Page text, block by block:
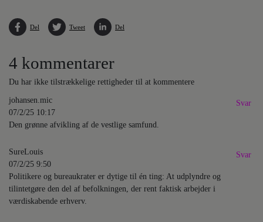
Del Tweet Del
4 kommentarer
Du har ikke tilstrækkelige rettigheder til at kommentere
johansen.mic
07/2/25 10:17
Den grønne afvikling af de vestlige samfund.
Svar
SureLouis
07/2/25 9:50
Politikere og bureaukrater er dytige til én ting: At udplyndre og
tilintetgøre den del af befolkningen, der rent faktisk arbejder i
værdiskabende erhverv.
Svar